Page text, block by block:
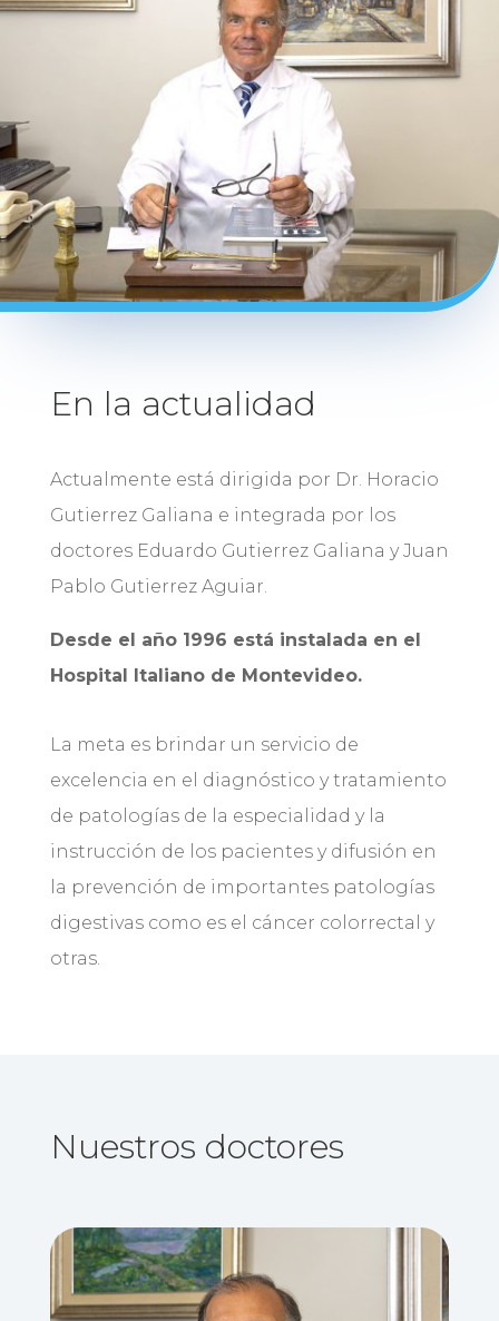
En la actualidad
Actualmente está dirigida por Dr. Horacio
Gutierrez Galiana e integrada por los
doctores Eduardo Gutierrez Galiana y Juan
Pablo Gutierrez Aguiar.
Desde el año 1996 está instalada en el
Hospital Italiano de Montevideo.
La meta es brindar un servicio de
excelencia en el diagnóstico y tratamiento
de patologías de la especialidad y la
instrucción de los pacientes y difusión en
la prevención de importantes patologías
digestivas como es el cáncer colorrectal y
otras.
Nuestros doctores